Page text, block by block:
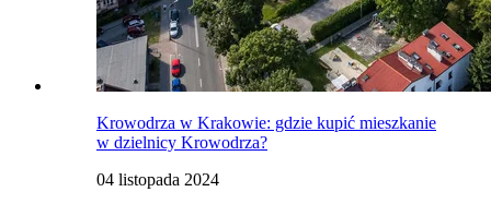
Krowodrza w Krakowie: gdzie kupić mieszkanie
w dzielnicy Krowodrza?
04 listopada 2024